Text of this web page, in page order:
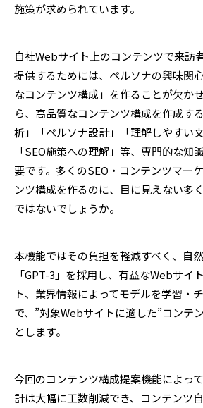
施策が求められています。
自社Webサイト上のコンテンツで来訪
提供するためには、ペルソナの興味関
なコンテンツ構成」を作ることが欠か
ら、高品質なコンテンツ構成を作成す
析」「ペルソナ設計」「理解しやすい
「SEO施策への理解」等、専門的な知
要です。多くのSEO・コンテンツマー
ンツ構成を作るのに、目に見えない多
ではないでしょうか。
本機能ではその負担を軽減すべく、自
「GPT-3」を採用し、有益なWebサイ
ト、業界情報によってモデルを学習・
で、”対象Webサイトに適した”コンテ
とします。
今回のコンテンツ構成提案機能によっ
計は大幅に工数削減でき、コンテンツ